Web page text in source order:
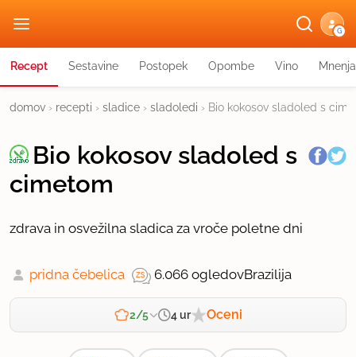
G
Recept Sestavine Postopek Opombe Vino Mnenja
domov › recepti › sladice › sladoledi › Bio kokosov sladoled s
Bio kokosov sladoled s
cimetom
zdrava in osvežilna sladica za vroče poletne dni
pridna čebelica 6.066 ogledovBrazilija
2/5 4 ur Oceni